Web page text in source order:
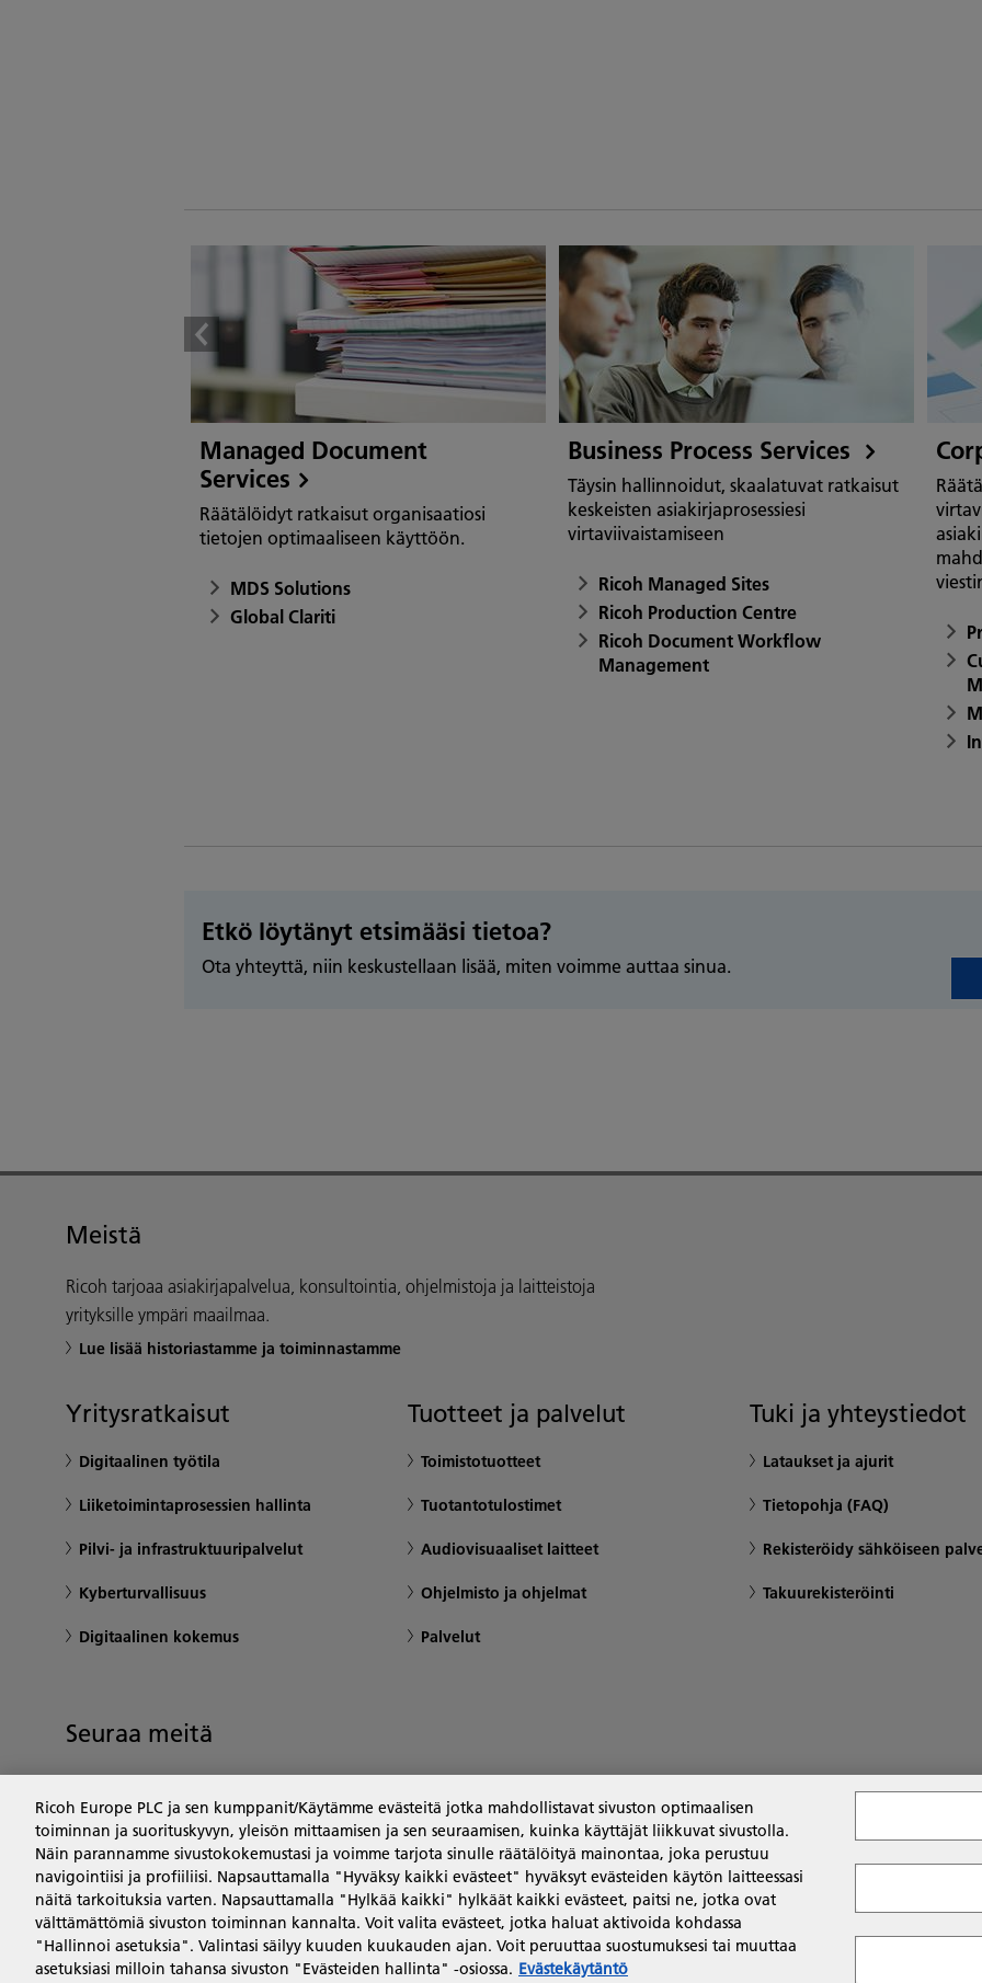
Managed Document
Services
Räätälöidyt ratkaisut organisaatiosi
tietojen optimaaliseen käyttöön.
MDS Solutions
Global Clariti
Business Process Services
Täysin hallinnoidut, skaalatuvat ratkaisut
keskeisten asiakirjaprosessiesi
virtaviivaistamiseen
Ricoh Managed Sites
Ricoh Production Centre
Ricoh Document Workflow
Management
Etkö löytänyt etsimääsi tietoa?
Ota yhteyttä, niin keskustellaan lisää, miten voimme auttaa sinua.
Meistä
Ricoh tarjoaa asiakirjapalvelua, konsultointia, ohjelmistoja ja laitteistoja
yrityksille ympäri maailmaa.
Lue lisää historiastamme ja toiminnastamme
Yritysratkaisut
Digitaalinen työtila
Liiketoimintaprosessien hallinta
Pilvi- ja infrastruktuuripalvelut
Kyberturvallisuus
Digitaalinen kokemus
Tuotteet ja palvelut
Toimistotuotteet
Tuotantotulostimet
Audiovisuaaliset laitteet
Ohjelmisto ja ohjelmat
Palvelut
Tuki ja yhteystiedot
Lataukset ja ajurit
Tietopohja (FAQ)
Rekisteröidy sähköiseen
Takuurekisteröinti
Seuraa meitä
Yksityisyys Ehdot ja edellytykset Evästekäytäntö Whistleblowing Policy
Ricoh Europe PLC ja sen kumppanit/Käytämme evästeitä jotka mahdollistavat sivuston optimaalisen
toiminnan ja suorituskyvyn, yleisön mittaamisen ja sen seuraamisen, kuinka käyttäjät liikkuvat sivustolla.
Näin parannamme sivustokokemustasi ja voimme tarjota sinulle räätälöityä mainontaa, joka perustuu
navigointiisi ja profiiliisi. Napsauttamalla "Hyväksy kaikki evästeet" hyväksyt evästeiden käytön laitteessasi
näitä tarkoituksia varten. Napsauttamalla "Hylkää kaikki" hylkäät kaikki evästeet, paitsi ne, jotka ovat
välttämättömiä sivuston toiminnan kannalta. Voit valita evästeet, jotka haluat aktivoida kohdassa
"Hallinnoi asetuksia". Valintasi säilyy kuuden kuukauden ajan. Voit peruuttaa suostumuksesi tai muuttaa
asetuksiasi milloin tahansa sivuston "Evästeiden hallinta" -osiossa. Evästekäytäntö